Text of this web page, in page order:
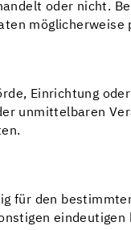
oder nicht.
Einrichtung
unmittelbaren
für den